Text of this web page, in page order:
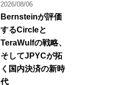
2026/08/06
Bernsteinが評価
するCircleと
TeraWulfの戦略、
そしてJPYCが拓
く国内決済の新時
代